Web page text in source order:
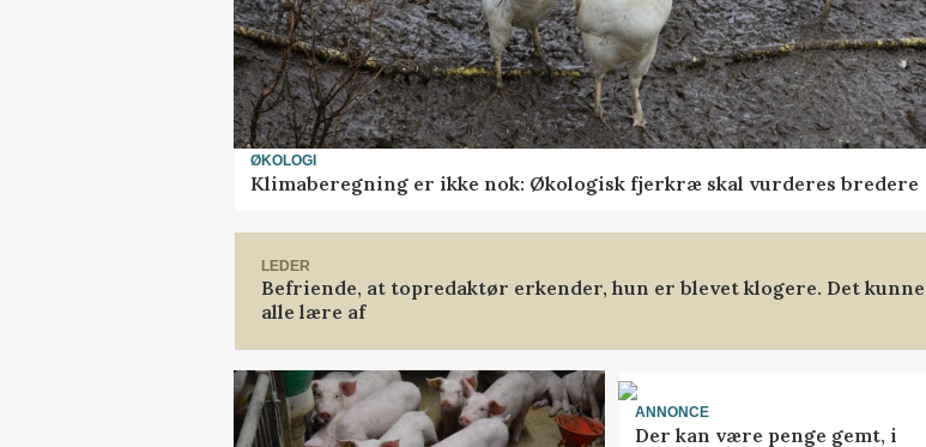
ØKOLOGI
Klimaberegning er ikke nok: Økologisk fjerkræ skal vurderes bredere
LEDER
Befriende, at topredaktør erkender, hun er blevet klogere. Det
alle lære af
ANNONCE
Der kan være penge gemt, i